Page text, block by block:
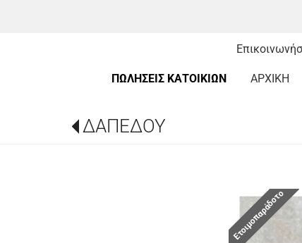
ΠΩΛΗΣΕΙΣ ΚΑΤΟΙΚΙΩΝ ΑΡΧΙΚΗ
ΔΑΠΕΔΟΥ
Ετοιμοπαράδοτο